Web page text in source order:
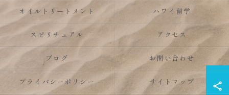
オイルトリートメント ハワイ留学
スピリチュアル アクセス
ブログ お問い合わせ
プライバシーポリシー サイトマップ